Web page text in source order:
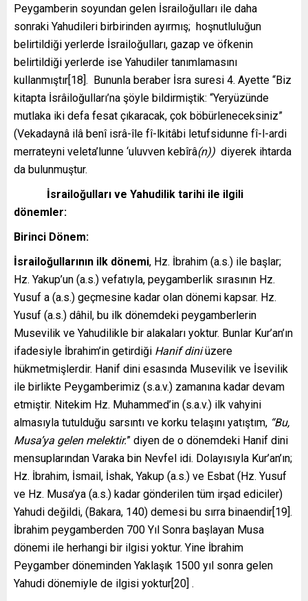
Peygamberin soyundan gelen İsrailoğulları ile daha
sonraki Yahudileri birbirinden ayırmış; hoşnutluluğun
belirtildiği yerlerde İsrailoğulları, gazap ve öfkenin
belirtildiği yerlerde ise Yahudiler tanımlamasını
kullanmıştır[18]. Bununla beraber İsra suresi 4. Ayette “Biz
kitapta İsrâiloğulları’na şöyle bildirmiştik: “Yeryüzünde
mutlaka iki defa fesat çıkaracak, çok böbürleneceksiniz”
(Vekadaynâ ilâ benî isrâ-île fî-lkitâbi letufsidunne fî-l-ardi
merrateyni veleta’lunne ‘uluvven kebîrâ(n)) diyerek ihtarda
da bulunmuştur.
İsrailoğulları ve Yahudilik tarihi ile ilgili
dönemler:
Birinci Dönem:
İsrailoğullarının ilk dönemi, Hz. İbrahim (a.s.) ile baş­lar;
Hz. Yakup’un (a.s.) vefatıyla, peygamberlik sırasının Hz.
Yusuf a (a.s.) geçmesine kadar olan dönemi kapsar. Hz.
Yusuf (a.s.) dâhil, bu ilk dönemdeki peygamberlerin
Musevilik ve Yahudilikle bir alakaları yoktur. Bunlar Kur’an’ın
ifadesiyle İbrahim’in getirdiği Hanif diniüzere
hükmetmişlerdir. Hanif dini esasında Musevilik ve İsevilik
ile birlikte Peygam­berimiz (s.a.v.) zamanına kadar devam
etmiştir. Nitekim Hz. Muhammed’in (s.a.v.) ilk vahyini
almasıyla tutulduğu sarsıntı ve korku telaşını yatıştım, “Bu,
Musa’ya gelen melektir.” diyen de o dönemdeki Hanif dini
mensuplarından Varaka bin Nevfel idi. Dolayısıyla Kur’an’ın;
Hz. İbrahim, İsmail, İshak, Yakup (a.s.) ve Esbat (Hz. Yusuf
ve Hz. Musa’ya (a.s.) kadar gönde­rilen tüm irşad ediciler)
Yahudi değildi, (Bakara, 140) demesi bu sırra binaendir[19].
İbrahim peygamberden 700 Yıl Sonra başlayan Musa
dönemi ile herhangi bir ilgisi yoktur. Yine İbrahim
Peygamber döneminden Yaklaşık 1500 yıl sonra gelen
Yahudi dönemiyle de ilgisi yoktur[20] .